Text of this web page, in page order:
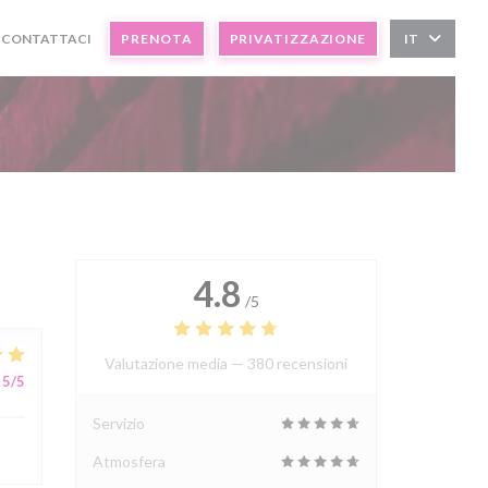
CONTATTACI PRENOTA PRIVATIZZAZIONE IT
5/5
4.8 /5
Valutazione media — 380 recensioni
Servizio
Atmosfera